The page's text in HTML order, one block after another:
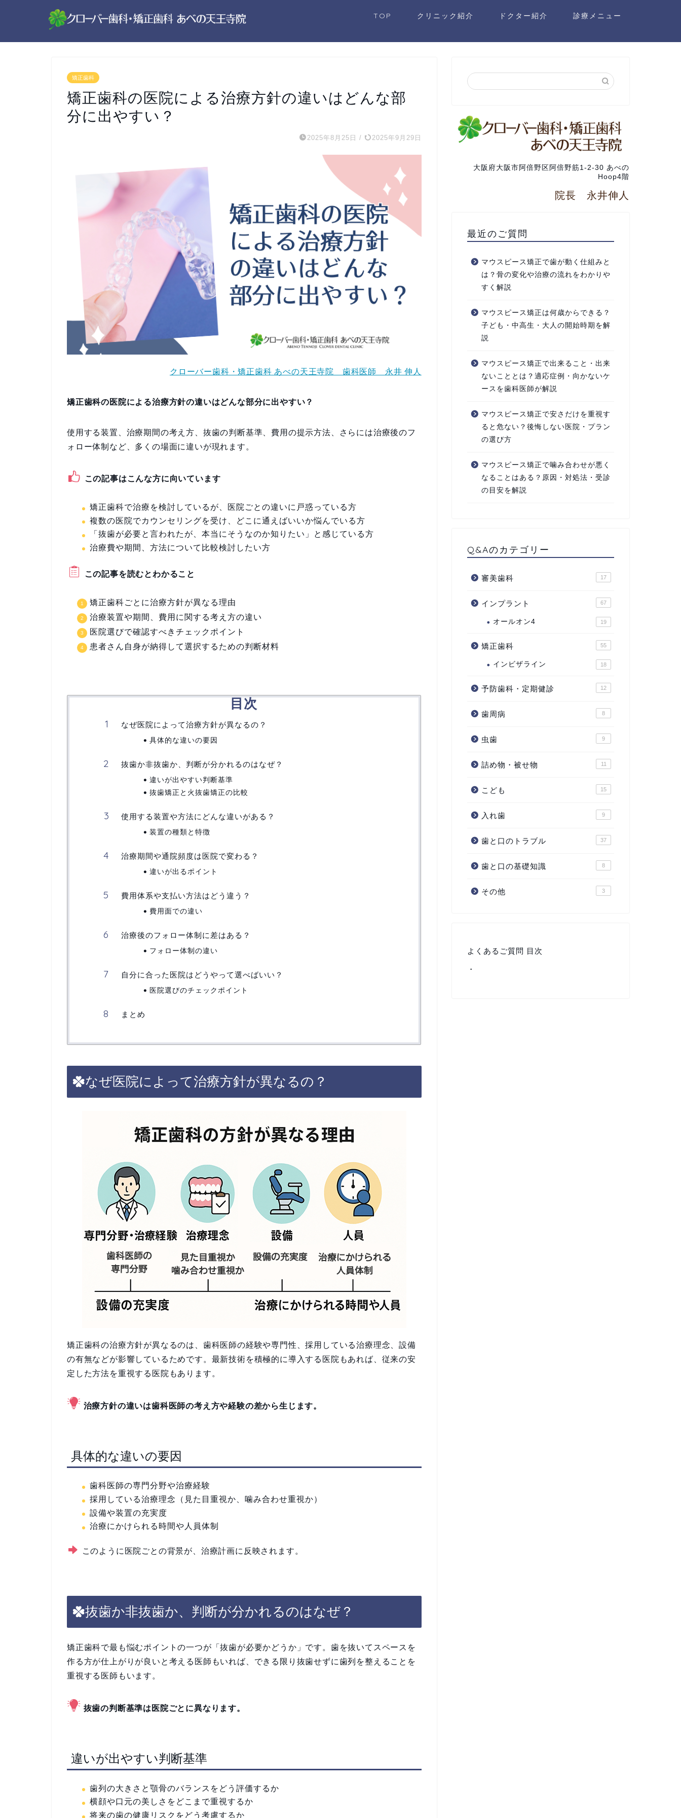
TOP クリニック紹介 ドクター紹介 診療メニュー
矯正歯科
矯正歯科の医院による治療方針の違いはどんな部
分に出やすい？
2025年8月25日 / 2025年9月29日
クローバー歯科・矯正歯科 あべの天王寺院 歯科医師 永井 伸人
矯正歯科の医院による治療方針の違いはどんな部分に出やすい？
使用する装置、治療期間の考え方、抜歯の判断基準、費用の提示方法、さらには治療後のフ
ォロー体制など、多くの場面に違いが現れます。
この記事はこんな方に向いています
矯正歯科で治療を検討しているが、医院ごとの違いに戸惑っている方
複数の医院でカウンセリングを受け、どこに通えばいいか悩んでいる方
「抜歯が必要と言われたが、本当にそうなのか知りたい」と感じている方
治療費や期間、方法について比較検討したい方
この記事を読むとわかること
矯正歯科ごとに治療方針が異なる理由
治療装置や期間、費用に関する考え方の違い
医院選びで確認すべきチェックポイント
患者さん自身が納得して選択するための判断材料
目次
なぜ医院によって治療方針が異なるの？
具体的な違いの要因
抜歯か非抜歯か、判断が分かれるのはなぜ？
違いが出やすい判断基準
抜歯矯正と火抜歯矯正の比較
使用する装置や方法にどんな違いがある？
装置の種類と特徴
治療期間や通院頻度は医院で変わる？
違いが出るポイント
費用体系や支払い方法はどう違う？
費用面での違い
治療後のフォロー体制に差はある？
フォロー体制の違い
自分に合った医院はどうやって選べばいい？
医院選びのチェックポイント
まとめ
なぜ医院によって治療方針が異なるの？
矯正歯科の治療方針が異なるのは、歯科医師の経験や専門性、採用している治療理念、設備
の有無などが影響しているためです。最新技術を積極的に導入する医院もあれば、従来の安
定した方法を重視する医院もあります。
治療方針の違いは歯科医師の考え方や経験の差から生じます。
具体的な違いの要因
歯科医師の専門分野や治療経験
採用している治療理念（見た目重視か、噛み合わせ重視か）
設備や装置の充実度
治療にかけられる時間や人員体制
このように医院ごとの背景が、治療計画に反映されます。
抜歯か非抜歯か、判断が分かれるのはなぜ？
矯正歯科で最も悩むポイントの一つが「抜歯が必要かどうか」です。歯を抜いてスペースを
作る方が仕上がりが良いと考える医師もいれば、できる限り抜歯せずに歯列を整えることを
重視する医師もいます。
抜歯の判断基準は医院ごとに異なります。
違いが出やすい判断基準
歯列の大きさと顎骨のバランスをどう評価するか
横顔や口元の美しさをどこまで重視するか
将来の歯の健康リスクをどう考慮するか
大阪府大阪市阿倍野区阿倍野筋1-2-30 あべの
Hoop4階
院長 永井伸人
最近のご質問
マウスピース矯正で歯が動く仕組みと
は？骨の変化や治療の流れをわかりや
すく解説
マウスピース矯正は何歳からできる？
子ども・中高生・大人の開始時期を解
説
マウスピース矯正で出来ること・出来
ないこととは？適応症例・向かないケ
ースを歯科医師が解説
マウスピース矯正で安さだけを重視す
ると危ない？後悔しない医院・プラン
の選び方
マウスピース矯正で噛み合わせが悪く
なることはある？原因・対処法・受診
の目安を解説
Q&Aのカテゴリー
審美歯科 17
インプラント 67
オールオン4 19
矯正歯科 55
インビザライン 18
予防歯科・定期健診 12
歯周病 8
虫歯 9
詰め物・被せ物 11
こども 15
入れ歯 9
歯と口のトラブル 37
歯と口の基礎知識 8
その他 3
よくあるご質問 目次
・